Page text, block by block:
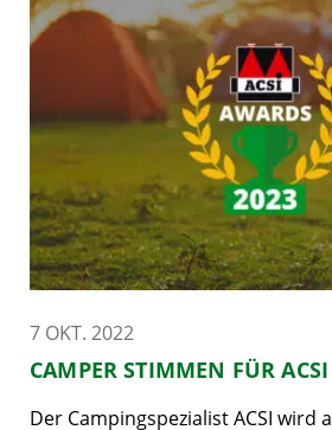
7 OKT. 2022
CAMPER STIMMEN FÜR
Der Campingspezialist ACSI wird